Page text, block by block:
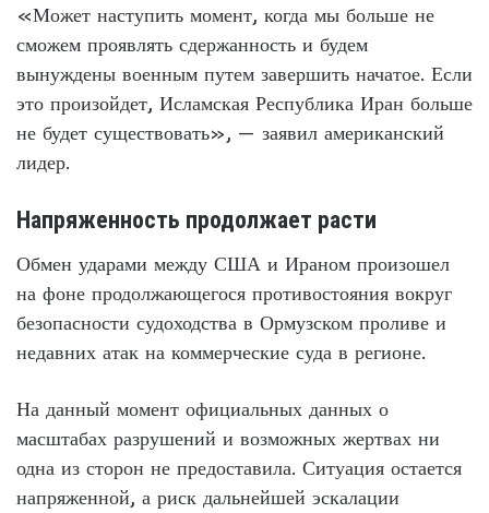
«Может наступить момент, когда мы больше не
сможем проявлять сдержанность и будем
вынуждены военным путем завершить начатое. Если
это произойдет, Исламская Республика Иран больше
не будет существовать», — заявил американский
лидер.
Напряженность продолжает расти
Обмен ударами между США и Ираном произошел
на фоне продолжающегося противостояния вокруг
безопасности судоходства в Ормузском проливе и
недавних атак на коммерческие суда в регионе.
На данный момент официальных данных о
масштабах разрушений и возможных жертвах ни
одна из сторон не предоставила. Ситуация остается
напряженной, а риск дальнейшей эскалации